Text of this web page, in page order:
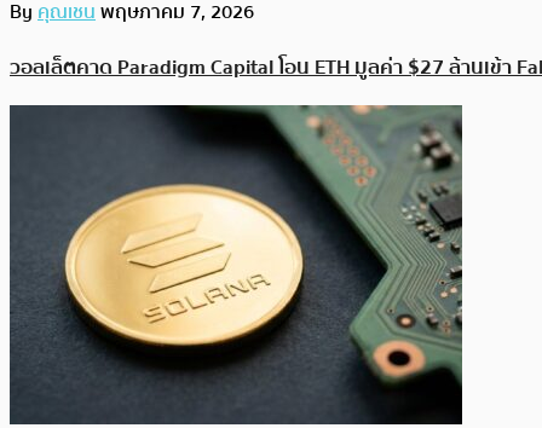
Byคุณเชนพฤษภาคม 7, 2026
วอลเล็ตคาด Paradigm Capital โอน ETH มูลค่า $27 ล้านเข้า